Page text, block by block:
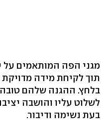
מגני הפה המותאמים על
תוך לקיחת מידה מדויקת
בלחץ. ההגנה שלהם טובה
לשלוט עליו והושבה
בעת נשימה ודיבור.